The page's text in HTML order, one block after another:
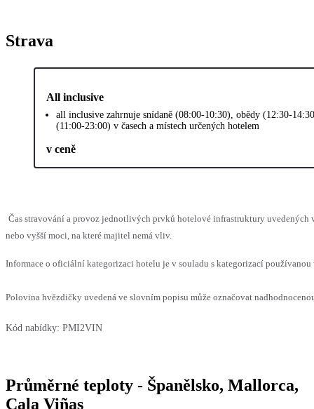
Strava
All inclusive
all inclusive zahrnuje snídaně (08:00-10:30), obědy (12:30-
(11:00-23:00) v časech a místech určených hotelem
v ceně
Čas stravování a provoz jednotlivých prvků hotelové infrastruktury uvedených
nebo vyšší moci, na které majitel nemá vliv.
Informace o oficiální kategorizaci hotelu je v souladu s kategorizací
Polovina hvězdičky uvedená ve slovním popisu může označovat
Kód nabídky: PMI2VIN
Průměrné teploty - Španělsko, Mallorca,
Cala Viñas